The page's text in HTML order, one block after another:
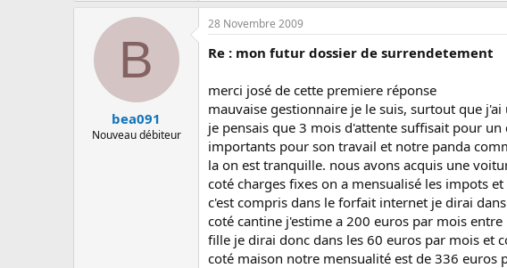
B
bea091
Nouveau débiteur
28 Novembre 2009
Re : mon futur dossier de surrendetement
merci josé de cette premiere réponse
mauvaise gestionnaire je le suis, surtout que
je pensais que 3 mois d'attente suffisait pour
importants pour son travail et notre panda
la on est tranquille. nous avons acquis une
coté charges fixes on a mensualisé les impots
c'est compris dans le forfait internet je dirai
coté cantine j'estime a 200 euros par mois
fille je dirai donc dans les 60 euros par mois et
coté maison notre mensualité est de 336 euros